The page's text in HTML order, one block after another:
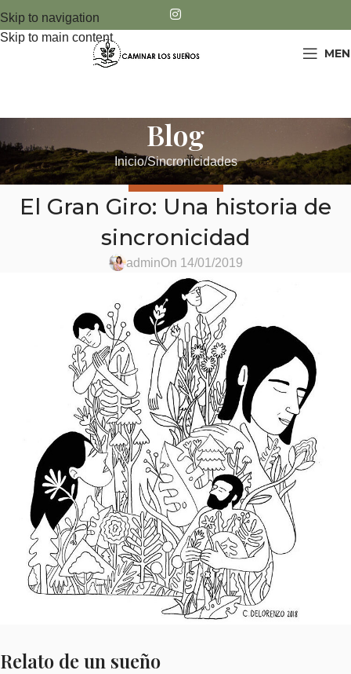
Skip to navigation
Skip to main content
Blog
Inicio Sincronicidades
SINCRONICIDADES
El Gran Giro: Una historia de
sincronicidad
adminOn 14/01/2019
Relato de un sueño